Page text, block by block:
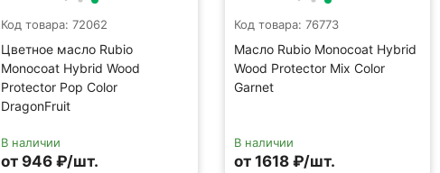
Код товара: 72062
Цветное масло Rubio
Monocoat Hybrid Wood
Protector Pop Color
DragonFruit
В наличии
от 946 ₽/шт.
Код товара: 76773
Масло Rubio Monocoat Hybrid
Wood Protector Mix Color
Garnet
В наличии
от 1618 ₽/шт.